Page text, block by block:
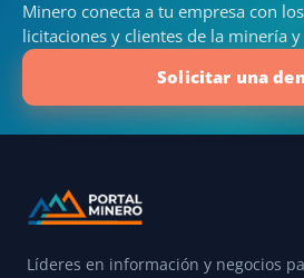
Minero conecta a tu empresa con
licitaciones y clientes de la minería
Solicitar una
Líderes en información y negocios